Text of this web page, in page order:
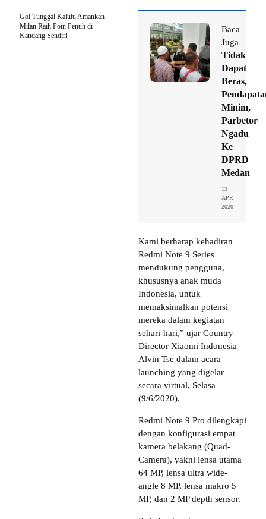
Baca
Juga
Tidak
Dapat
Beras,
Minim,
Parbetor
Ngadu
Ke
DPRD
Medan
13
APR
2020
Kami berharap kehadiran
Redmi Note 9 Series
mendukung pengguna,
khususnya anak muda
Indonesia, untuk
memaksimalkan potensi
mereka dalam kegiatan
sehari-hari,” ujar Country
Director Xiaomi Indonesia
Alvin Tse dalam acara
launching yang digelar
secara virtual, Selasa
(9/6/2020).
Redmi Note 9 Pro dilengkapi
dengan konfigurasi empat
kamera belakang (Quad-
Camera), yakni lensa utama
64 MP, lensa ultra wide-
angle 8 MP, lensa makro 5
MP, dan 2 MP depth sensor.
Gol Tunggal Kalulu Amankan
Milan Raih Poin Penuh di
Kandang Sendiri